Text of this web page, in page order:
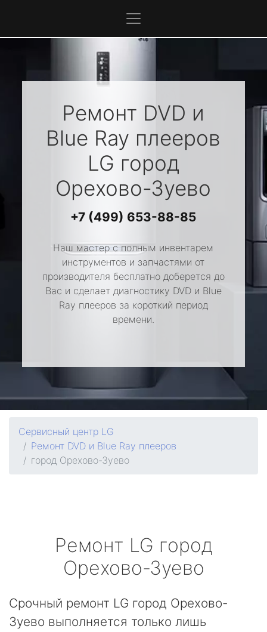
Ремонт DVD и
Blue Ray плееров
LG город
Орехово-Зуево
+7 (499) 653-88-85
Наш мастер с полным инвентарем
инструментов и запчастями от
производителя бесплатно доберется до
Вас и сделает диагностику DVD и Blue
Ray плееров за короткий период
времени.
Сервисный центр LG
Ремонт DVD и Blue Ray плееров
город Орехово-Зуево
Ремонт LG город
Орехово-Зуево
Срочный ремонт LG город Орехово-
Зуево выполняется только лишь